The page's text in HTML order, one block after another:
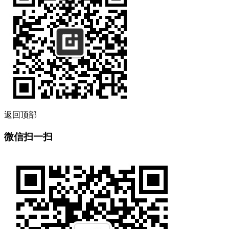
返回顶部
微信扫一扫